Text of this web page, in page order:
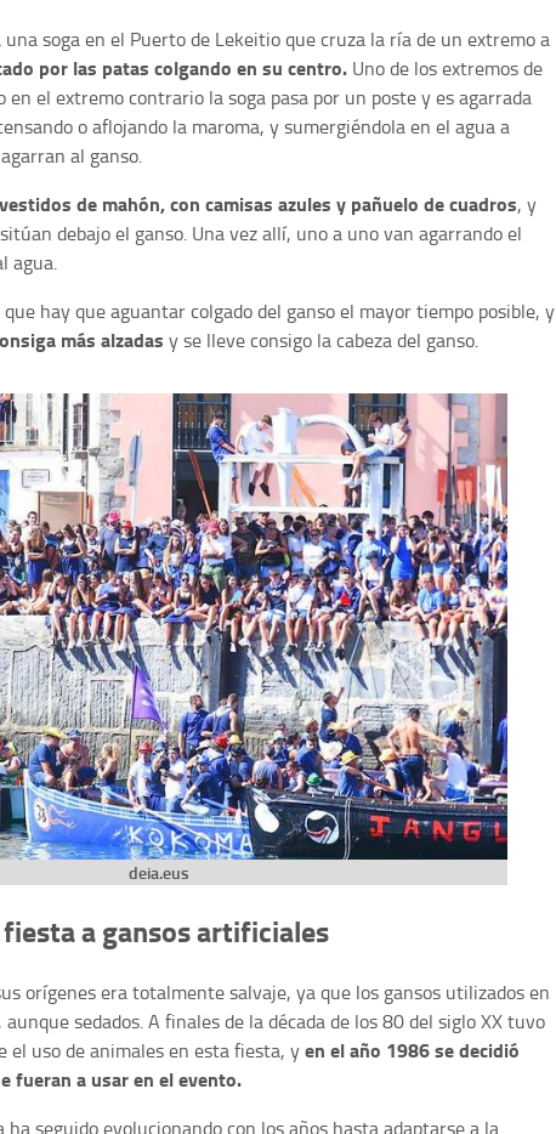
soga en el Puerto de Lekeitio que cruza la ría de un extremo a
por las patas colgando en su centro. Uno de los extremos de
en el extremo contrario la soga pasa por un poste y es agarrada
o aflojando la maroma, y sumergiéndola en el agua a
al ganso.
de mahón, con camisas azules y pañuelo de cuadros, y
debajo el ganso. Una vez allí, uno a uno van agarrando el
agua.
hay que aguantar colgado del ganso el mayor tiempo posible, y
más alzadas y se lleve consigo la cabeza del ganso.
deia.eus
a gansos artificiales
orígenes era totalmente salvaje, ya que los gansos utilizados en
sedados. A finales de la década de los 80 del siglo XX tuvo
el uso de animales en esta fiesta, yen el año 1986 se decidió
fueran a usar en el evento.
seguido evolucionando con los años hasta adaptarse a la